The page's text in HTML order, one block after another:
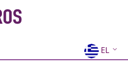
EL